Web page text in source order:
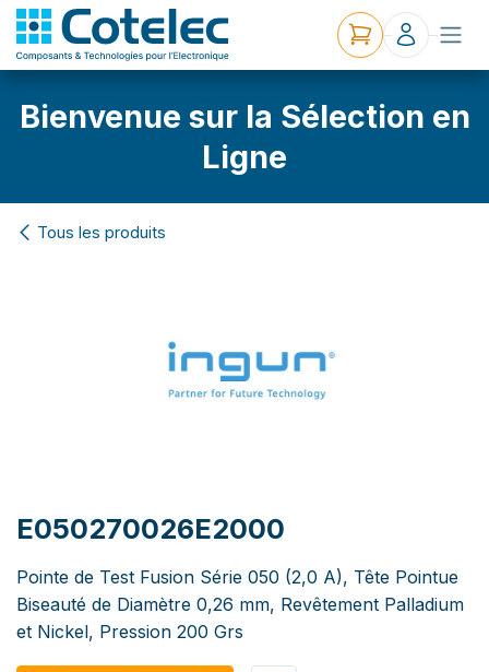
Bienvenue sur la Sélection en
Ligne
Tous les produits
E050270026E2000
Pointe de Test Fusion Série 050 (2,0 A), Tête Pointue
Biseauté de Diamètre 0,26 mm, Revêtement Palladium
et Nickel, Pression 200 Grs